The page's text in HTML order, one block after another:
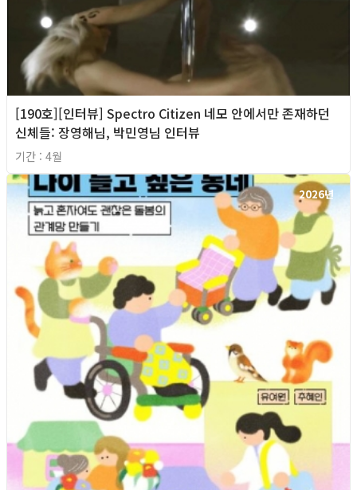
[190호][인터뷰] Spectro Citizen 네모 안에서만 존재하던
신체들: 장영해님, 박민영님 인터뷰
기간 : 4월
2026년